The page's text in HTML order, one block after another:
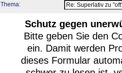
Thema:
Schutz gegen
Bitte geben Sie den
ein. Damit werden
dieses Formular